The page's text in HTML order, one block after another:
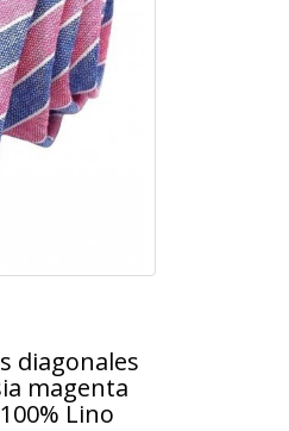
diagonales
magenta
100% Lino
diagonales
magenta
Lino